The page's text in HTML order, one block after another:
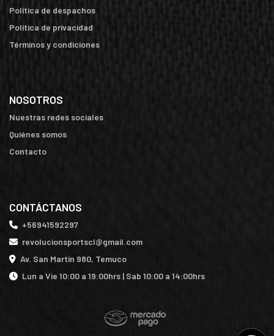
Política de despachos
Política de privacidad
Términos y condiciones
NOSOTROS
Nuestras redes sociales
Quiénes somos
Contacto
CONTÁCTANOS
+56941592297
revolucionsportscl@gmail.com
Av. San Martín 980, Temuco
Lun a Vie 10:00 a 19:00hrs | Sab 10:00 a 14:00hrs